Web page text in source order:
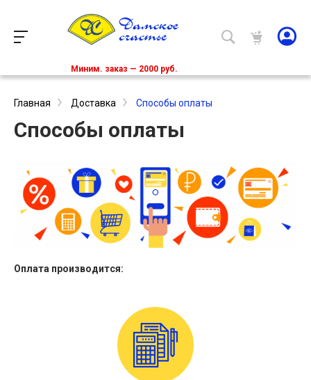
Миним. заказ — 2000 руб.
Главная Доставка Способы оплаты
Способы оплаты
Оплата производится: